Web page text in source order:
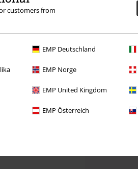
customers from
EMP Deutschland
EMP Norge
EMP United Kingdom
EMP Österreich